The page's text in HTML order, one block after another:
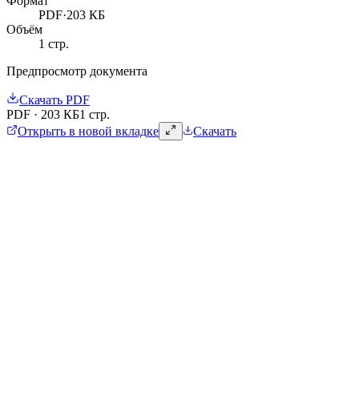
PDF·203 КБ
Объём
1 стр.
Предпросмотр документа
Скачать PDF
PDF · 203 КБ1 стр.
Открыть в новой вкладке
Скачать